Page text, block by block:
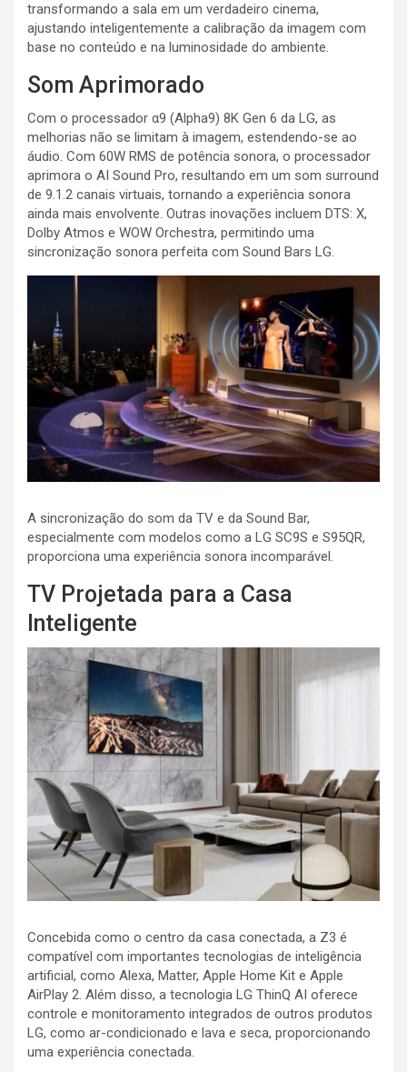
transformando a sala em um verdadeiro cinema,
ajustando inteligentemente a calibração da imagem com
base no conteúdo e na luminosidade do ambiente.
Som Aprimorado
Com o processador α9 (Alpha9) 8K Gen 6 da LG, as
melhorias não se limitam à imagem, estendendo-se ao
áudio. Com 60W RMS de potência sonora, o processador
aprimora o AI Sound Pro, resultando em um som surround
de 9.1.2 canais virtuais, tornando a experiência sonora
ainda mais envolvente. Outras inovações incluem DTS: X,
Dolby Atmos e WOW Orchestra, permitindo uma
sincronização sonora perfeita com Sound Bars LG.
A sincronização do som da TV e da Sound Bar,
especialmente com modelos como a LG SC9S e S95QR,
proporciona uma experiência sonora incomparável.
TV Projetada para a Casa
Inteligente
Concebida como o centro da casa conectada, a Z3 é
compatível com importantes tecnologias de inteligência
artificial, como Alexa, Matter, Apple Home Kit e Apple
AirPlay 2. Além disso, a tecnologia LG ThinQ AI oferece
controle e monitoramento integrados de outros produtos
LG, como ar-condicionado e lava e seca, proporcionando
uma experiência conectada.